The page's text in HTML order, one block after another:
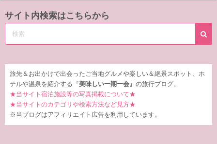
ス
ッ
サイト内検索はこちらから
旅先＆お出かけで出会ったご当地グルメや楽しい＆絶景スポット、ホ
テルや温泉を紹介する『 美味しい一期一会』 の旅行ブログ。
★当サイト宿泊施設等の写真掲載について★
★当サイトのカテゴリや検索方法など見方★
※当ブログはアフィリエイト広告を利用しています。